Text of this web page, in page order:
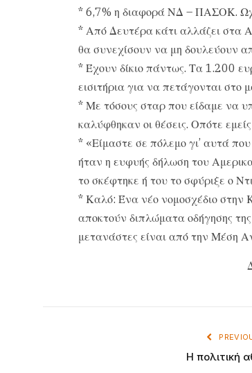
* 6,7% η διαφορά ΝΔ – ΠΑΣΟΚ.
* Από Δευτέρα κάτι αλλάζει στα
θα συνεχίσουν να μη δουλεύουν
* Έχουν δίκιο πάντως. Τα 1.200
εισιτήρια για να πετάγονται στο
* Με τόσους σταρ που είδαμε να
καλύφθηκαν οι θέσεις. Οπότε
* «Είμαστε σε πόλεμο γι’ αυτά
ήταν η ευφυής δήλωση του
το σκέφτηκε ή του το σφύριξε ο
* Καλό: Ένα νέο νομοσχέδιο στην
αποκτούν διπλώματα οδήγησης
μετανάστες είναι από την Μέση
Η πολιτική